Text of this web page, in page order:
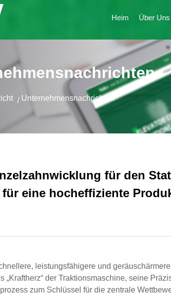
Heim Über Uns
/ Unternehmensnachrichten
für den
für eine hocheffiziente
leistungsfähigere und
„Kraftherz“ der Traktionsmaschine, seine
zum Schlüssel für die zentrale